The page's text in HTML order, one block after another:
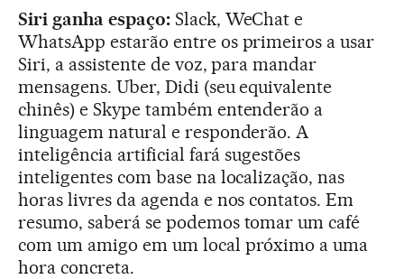
Siri ganha espaço:Slack, WeChat e
WhatsApp estarão entre os primeiros a usar
Siri, a assistente de voz, para mandar
mensagens. Uber, Didi (seu equivalente
chinês) e Skype também entenderão a
linguagem natural e responderão. A
inteligência artificial fará sugestões
inteligentes com base na localização, nas
horas livres da agenda e nos contatos. Em
resumo, saberá se podemos tomar um café
com um amigo em um local próximo a uma
hora concreta.